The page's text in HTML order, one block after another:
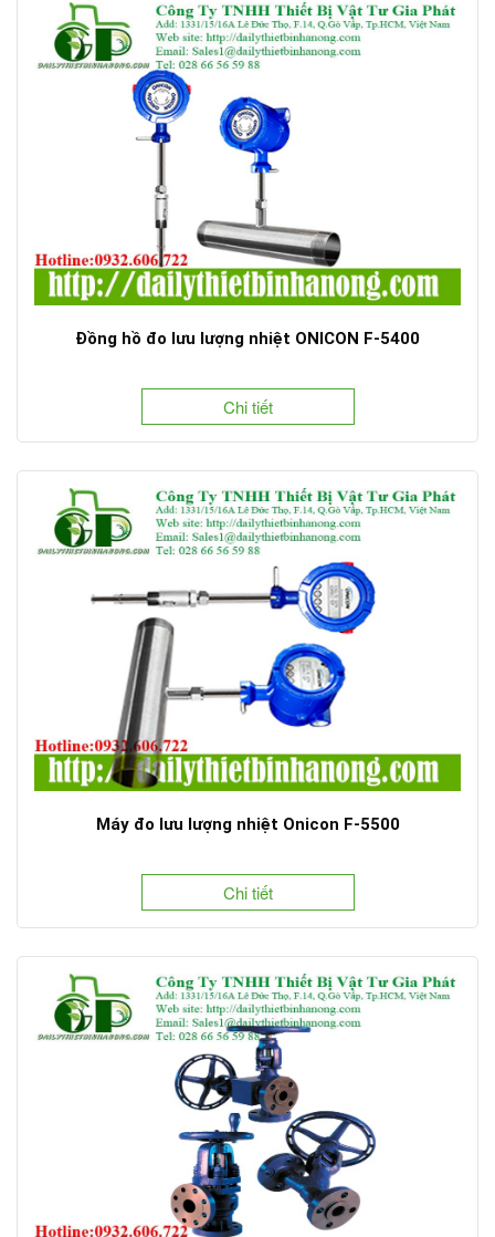
Đồng hồ đo lưu lượng nhiệt ONICON F-5400
Chi tiết
Máy đo lưu lượng nhiệt Onicon F-5500
Chi tiết